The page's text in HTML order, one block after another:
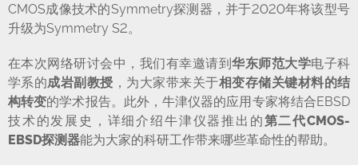
CMOS成像技术的Symmetry探测器，并于2020年将该型号
升级为Symmetry S2。
在本次网络研讨会中，我们有幸邀请到华东师范大学电子科
学系的成岩副教授 ，为大家带来关于相变存储关键材料的结
构转变的学术报告。此外，牛津仪器的应用专家将结合EBSD
技术的发展史，详细介绍牛津仪器推出的第二代CMOS-
EBSD探测器能为大家的科研工作带来哪些革命性的帮助。